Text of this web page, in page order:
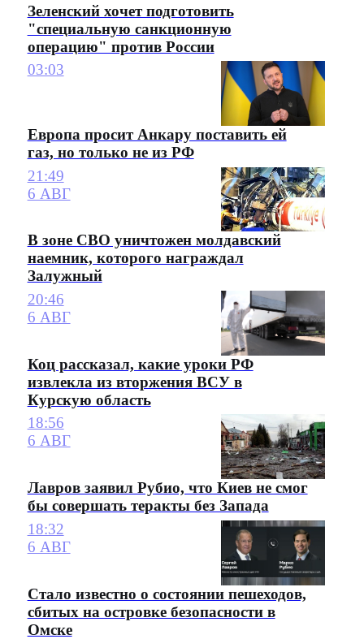
Зеленский хочет подготовить
"специальную санкционную
операцию" против России
03:03
Европа просит Анкару поставить ей
газ, но только не из РФ
21:49
6 АВГ
В зоне СВО уничтожен молдавский
наемник, которого награждал
Залужный
20:46
6 АВГ
Коц рассказал, какие уроки РФ
извлекла из вторжения ВСУ в
Курскую область
18:56
6 АВГ
Лавров заявил Рубио, что Киев не смог
бы совершать теракты без Запада
18:32
6 АВГ
Стало известно о состоянии пешеходов,
сбитых на островке безопасности в
Омске